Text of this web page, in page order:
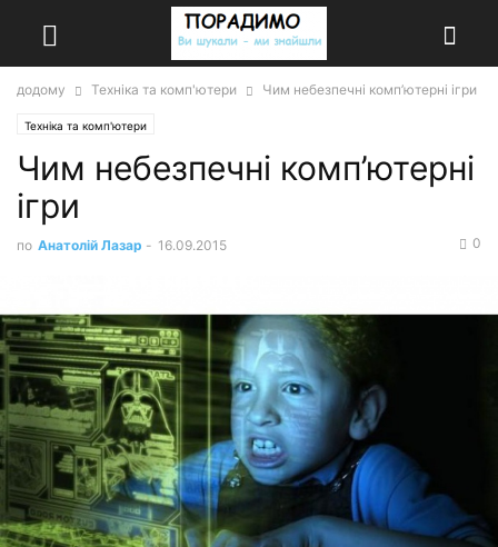
додому Техніка та комп'ютери Чим небезпечні комп’ютерні ігри
Техніка та комп'ютери
Чим небезпечні комп’ютерні
ігри
по Анатолій Лазар - 16.09.2015 0